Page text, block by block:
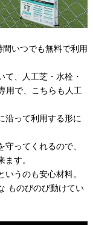
いつでも無料で利用
て、人工芝・水栓・
用で、こちらも人工
沿って利用する形に
ってくれるので、
す。
うのも安心材料。
ものびのび動けてい